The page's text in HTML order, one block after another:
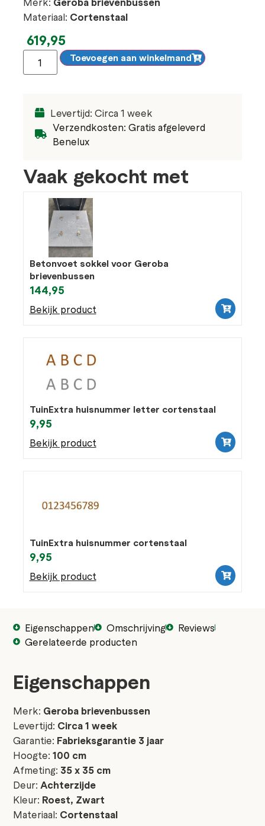
Materiaal: Cortenstaal
619,95
Toevoegen aan winkelmand
Levertijd: Circa 1 week
Verzendkosten: Gratis afgeleverd
Benelux
Vaak gekocht met
Betonvoet sokkel voor Geroba
brievenbussen
144,95
Bekijk product
TuinExtra huisnummer letter cortenstaal
9,95
Bekijk product
TuinExtra huisnummer cortenstaal
9,95
Bekijk product
Eigenschappen Omschrijving
Reviews
Gerelateerde producten
Eigenschappen
Merk: Geroba brievenbussen
Levertijd: Circa 1 week
Garantie: Fabrieksgarantie 3 jaar
Hoogte:100 cm
Afmeting: 35 x 35 cm
Deur: Achterzijde
Kleur: Roest, Zwart
Materiaal: Cortenstaal